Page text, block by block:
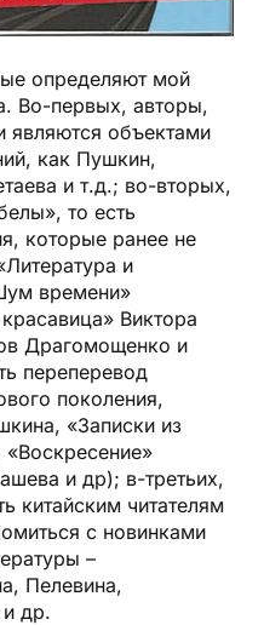
определяют мой
Во-первых, авторы,
являются объектами
как Пушкин,
и т.д.; во-вторых,
то есть
которые ранее не
и
времени»
Виктора
Драгомощенко и
переперевод
поколения,
«Записки из
и др); в-третьих,
китайским читателям
с новинками
–
Пелевина,
и др.